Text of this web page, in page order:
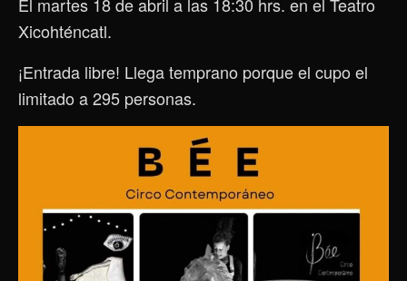
Xicohténcatl.
¡Entrada libre! Llega temprano porque el cupo el
limitado a 295 personas.